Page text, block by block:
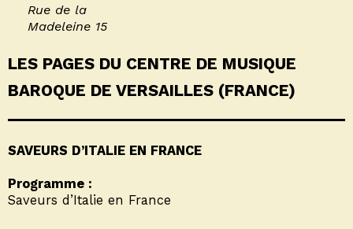
Rue de la
Madeleine 15
LES PAGES DU CENTRE DE MUSIQUE
BAROQUE DE VERSAILLES (FRANCE)
SAVEURS D’ITALIE EN FRANCE
Programme :
Saveurs d’Italie en France